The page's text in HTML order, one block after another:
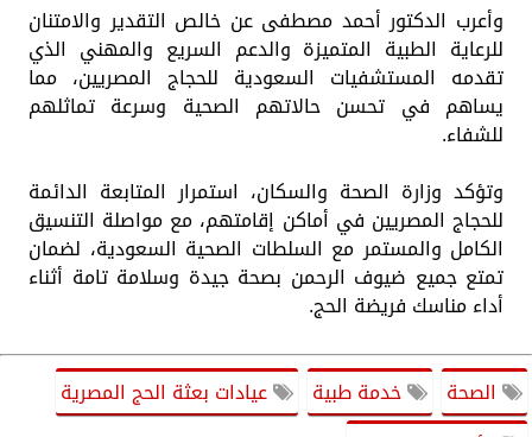
وأعرب الدكتور أحمد مصطفى عن خالص التقدير والامتنان
للرعاية الطبية المتميزة والدعم السريع والمهني الذي
تقدمه المستشفيات السعودية للحجاج المصريين، مما
يساهم في تحسن حالاتهم الصحية وسرعة تماثلهم
للشفاء.
وتؤكد وزارة الصحة والسكان، استمرار المتابعة الدائمة
للحجاج المصريين في أماكن إقامتهم، مع مواصلة التنسيق
الكامل والمستمر مع السلطات الصحية السعودية، لضمان
تمتع جميع ضيوف الرحمن بصحة جيدة وسلامة تامة أثناء
أداء مناسك فريضة الحج.
الصحة خدمة طبية
عيادات بعثة الحج المصرية